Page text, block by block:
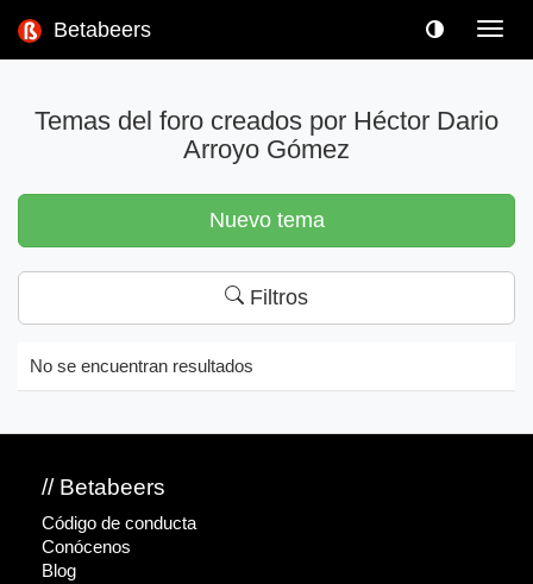
Betabeers
Temas del foro creados por Héctor Dario
Arroyo Gómez
Nuevo tema
Filtros
No se encuentran resultados
// Betabeers
Código de conducta
Conócenos
Blog